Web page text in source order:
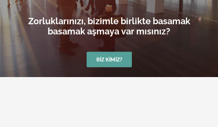
Zorluklarınızı, bizimle birlikte basamak
basamak aşmaya var mısınız?
BIZ KIMIZ?